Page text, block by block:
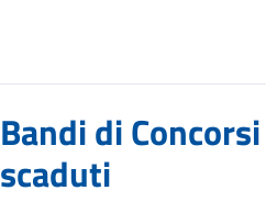
Bandi di Concorsi
scaduti